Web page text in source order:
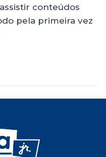
conteúdos
pela primeira vez